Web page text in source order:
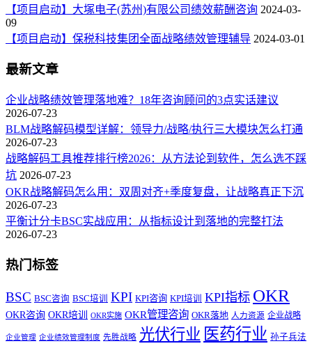
【项目启动】大塚电子(苏州)有限公司绩效薪酬咨询 2024-03-
09
【项目启动】保税科技集团全面战略绩效管理辅导 2024-03-01
最新文章
企业战略绩效管理落地难？18年咨询顾问的3点实话建议
2026-07-23
BLM战略解码模型详解：领导力/战略/执行三大模块怎么打通
2026-07-23
战略解码工具推荐排行榜2026：从方法论到软件，怎么选不踩
坑 2026-07-23
OKR战略解码怎么用：双周对齐+季度复盘，让战略真正下沉
2026-07-23
平衡计分卡BSC实战应用：从指标设计到落地的完整打法
2026-07-23
热门标签
BSC BSC咨询 BSC培训 KPI KPI咨询 KPI培训 KPI指标 OKR
OKR咨询 OKR培训 OKR实施 OKR管理咨询 OKR落地 人力资源 企业战略
企业管理 企业绩效管理制度 先胜战略 光伏行业 医药行业 孙子兵法